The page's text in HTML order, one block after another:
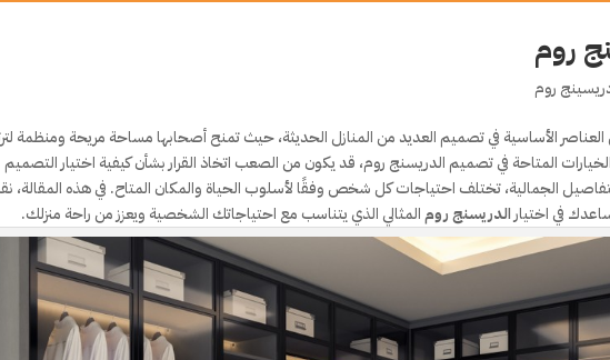
روم
روم
الأساسية في تصميم العديد من المنازل الحديثة، حيث تمنح أصحابها مساحة مريحة ومنظمة
المتاحة في تصميم الدريسنج روم، قد يكون من الصعب اتخاذ القرار بشأن كيفية اختيار التصميم
الجمالية، تختلف احتياجات كل شخص وفقًا لأسلوب الحياة والمكان المتاح. في هذه المقالة،
في اختيار الدريسنج رومالمثالي الذي يتناسب مع احتياجاتك الشخصية ويعزز من راحة منزلك.